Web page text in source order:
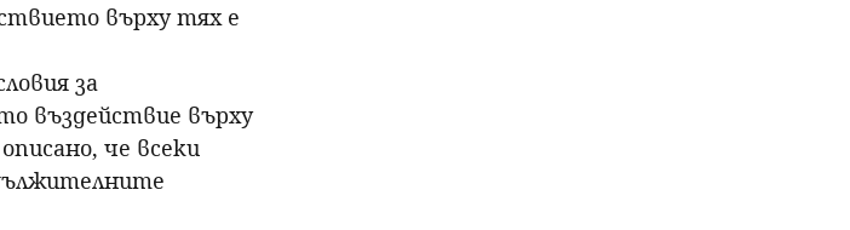
върху тях е
за
въздействие върху
че всеки